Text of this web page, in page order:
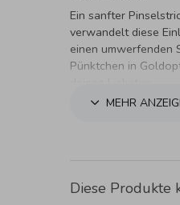
Ein sanfter
verwandelt diese
einen umwerfenden
Pünktchen in
MEHR
Diese Produkte